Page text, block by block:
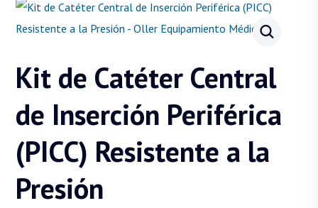
Kit de Catéter Central
de Inserción Periférica
(PICC) Resistente a la
Presión